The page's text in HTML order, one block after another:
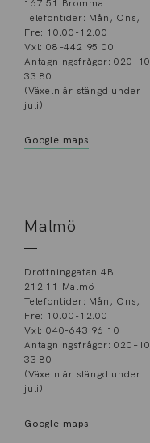
167 51 Bromma
Telefontider: Mån, Ons,
Fre: 10.00-12.00
Vxl: 08–442 95 00
Antagningsfrågor: 020–10
33 80
(Växeln är stängd under
juli)
Google maps
Malmö
Drottninggatan 4B
212 11 Malmö
Telefontider: Mån, Ons,
Fre: 10.00-12.00
Vxl: 040-643 96 10
Antagningsfrågor: 020–10
33 80
(Växeln är stängd under
juli)
Google maps